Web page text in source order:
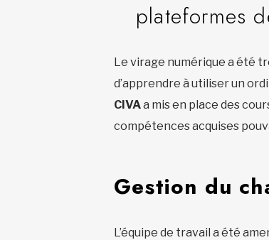
plateformes
Le virage numérique a été
d’apprendre à utiliser un
CIVAa mis en place des
compétences acquises
Gestion du
L’équipe de travail a été